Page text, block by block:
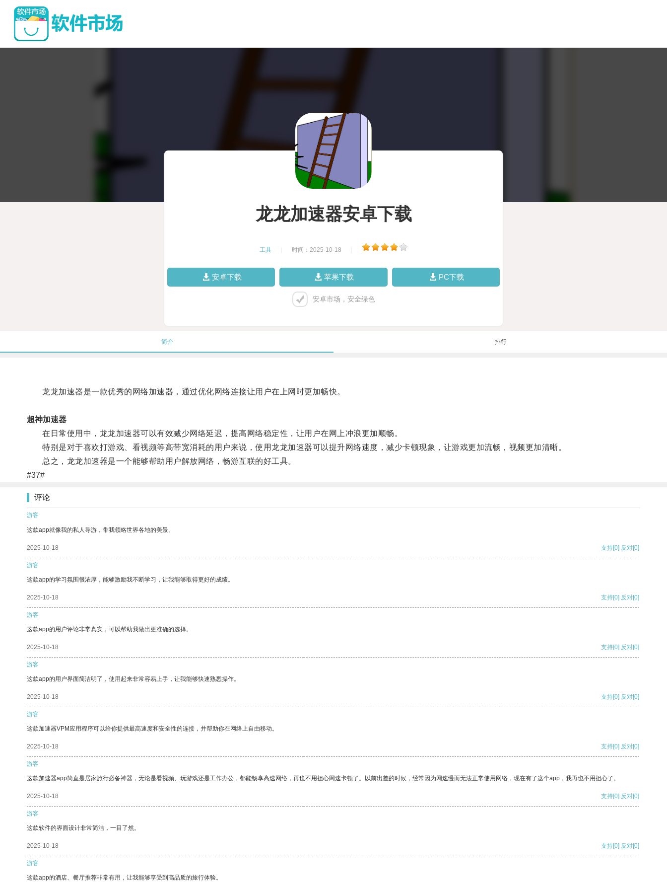
龙龙加速器安卓下载
工具 时间：2025-10-18
安卓下载 苹果下载 PC下载
安卓市场，安全绿色
简介 排行
龙龙加速器是一款优秀的网络加速器，通过优化网络连接让用户在上网时更加畅快。
超神加速器
在日常使用中，龙龙加速器可以有效减少网络延迟，提高网络稳定性，让用户在网上冲浪更加顺畅。
特别是对于喜欢打游戏、看视频等高带宽消耗的用户来说，使用龙龙加速器可以提升网络速度，减少卡顿现象，让游戏更加流畅，视频更加清晰。
总之，龙龙加速器是一个能够帮助用户解放网络，畅游互联的好工具。
#37#
评论
游客
这款app就像我的私人导游，带我领略世界各地的美景。
2025-10-18 支持[0] 反对[0]
游客
这款app的学习氛围很浓厚，能够激励我不断学习，让我能够取得更好的成绩。
2025-10-18 支持[0] 反对[0]
游客
这款app的用户评论非常真实，可以帮助我做出更准确的选择。
2025-10-18 支持[0] 反对[0]
游客
这款app的用户界面简洁明了，使用起来非常容易上手，让我能够快速熟悉操作。
2025-10-18 支持[0] 反对[0]
游客
这款加速器VPM应用程序可以给你提供最高速度和安全性的连接，并帮助你在网络上自由移动。
2025-10-18 支持[0] 反对[0]
游客
这款加速器app简直是居家旅行必备神器，无论是看视频、玩游戏还是工作办公，都能畅享高速网络，再也不用担心网速卡顿了。以前出差的时候，经常因为网速慢而无法正常使用网络，现在有了这个app，我再也不用担心了。
2025-10-18 支持[0] 反对[0]
游客
这款软件的界面设计非常简洁，一目了然。
2025-10-18 支持[0] 反对[0]
游客
这款app的酒店、餐厅推荐非常有用，让我能够享受到高品质的旅行体验。